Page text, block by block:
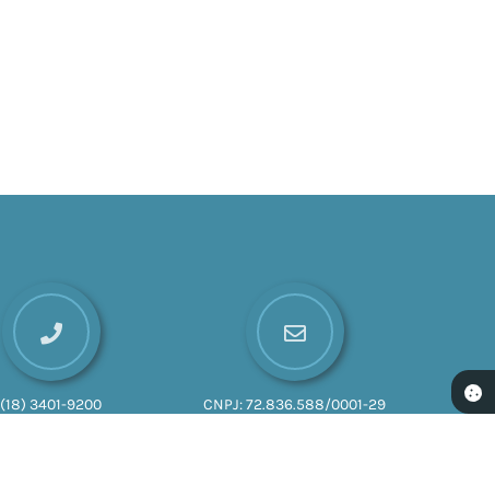
(18) 3401-9200 CNPJ:72.836.588/0001-29